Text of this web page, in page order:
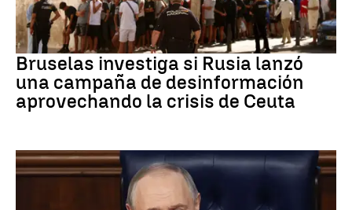
Desinformación rusa
Bruselas investiga si Rusia lanzó
una campaña de desinformación
aprovechando la crisis de Ceuta